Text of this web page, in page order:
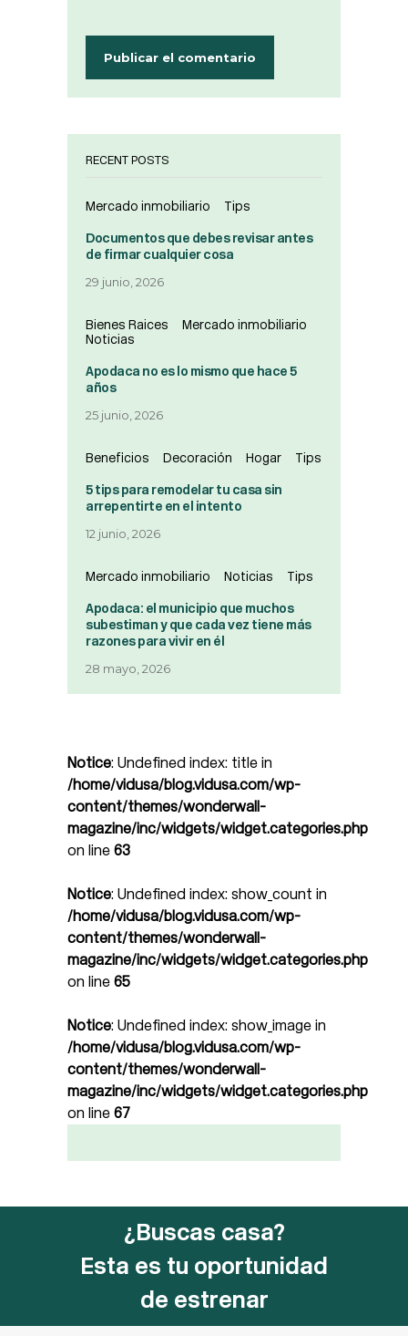
RECENT POSTS
Mercado inmobiliario Tips
Documentos que debes revisar antes
de firmar cualquier cosa
29 junio, 2026
Bienes Raices
Mercado inmobiliario
Noticias
Apodaca no es lo mismo que hace 5
años
25 junio, 2026
Beneficios Decoración Hogar Tips
5 tips para remodelar tu casa sin
arrepentirte en el intento
12 junio, 2026
Mercado inmobiliario Noticias Tips
Apodaca: el municipio que muchos
subestiman y que cada vez tiene más
razones para vivir en él
28 mayo, 2026
Notice: Undefined index: title in
/home/vidusa/blog.vidusa.com/wp-
content/themes/wonderwall-
magazine/inc/widgets/widget.categories.php
on line 63
Notice: Undefined index: show_count in
/home/vidusa/blog.vidusa.com/wp-
content/themes/wonderwall-
magazine/inc/widgets/widget.categories.php
on line 65
Notice: Undefined index: show_image in
/home/vidusa/blog.vidusa.com/wp-
content/themes/wonderwall-
magazine/inc/widgets/widget.categories.php
on line 67
¿Buscas casa?
Esta es tu oportunidad
de estrenar